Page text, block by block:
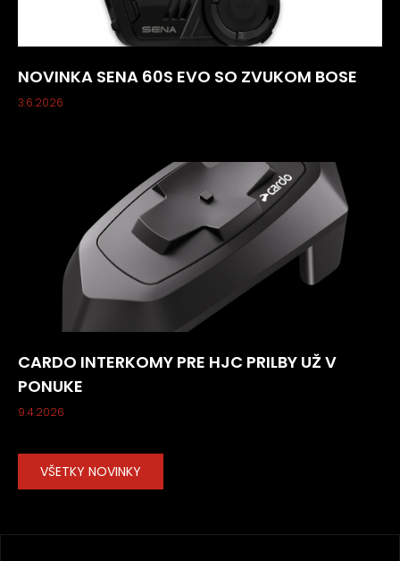
NOVINKA SENA 60S EVO SO ZVUKOM BOSE
3.6.2026
CARDO INTERKOMY PRE HJC PRILBY UŽ V
PONUKE
9.4.2026
VŠETKY NOVINKY